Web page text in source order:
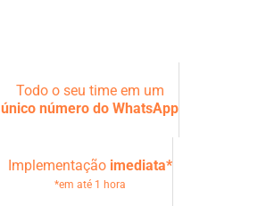
Todo o seu time em um
único número do WhatsApp
Implementação imediata*
*em até 1 hora